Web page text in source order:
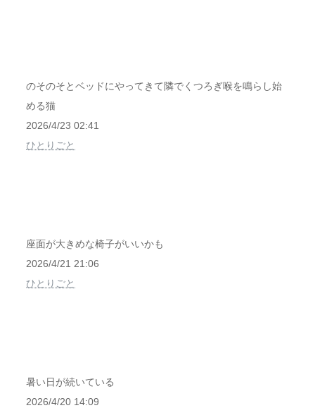
のそのそとベッドにやってきて隣でくつろぎ喉を鳴らし始
める猫
2026/4/23 02:41
ひとりごと
座面が大きめな椅子がいいかも
2026/4/21 21:06
ひとりごと
暑い日が続いている
2026/4/20 14:09